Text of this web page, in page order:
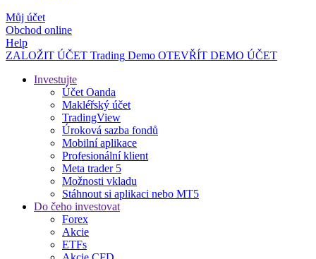
Můj účet
Obchod online
Help
ZALOŽIT ÚČET Trading Demo OTEVŘÍT DEMO ÚČET
Investujte
Účet Oanda
Makléřský účet
TradingView
Úroková sazba fondů
Mobilní aplikace
Profesionální klient
Meta trader 5
Možnosti vkladu
Stáhnout si aplikaci nebo MT5
Do čeho investovat
Forex
Akcie
ETFs